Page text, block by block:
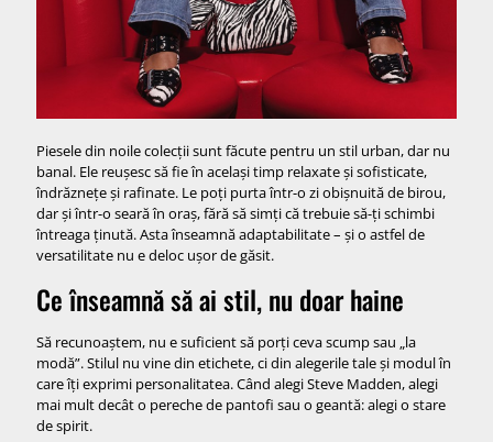
Piesele din noile colecții sunt făcute pentru un stil urban, dar nu
banal. Ele reușesc să fie în același timp relaxate și sofisticate,
îndrăznețe și rafinate. Le poți purta într-o zi obișnuită de birou,
dar și într-o seară în oraș, fără să simți că trebuie să-ți schimbi
întreaga ținută. Asta înseamnă adaptabilitate – și o astfel de
versatilitate nu e deloc ușor de găsit.
Ce înseamnă să ai stil, nu doar haine
Să recunoaștem, nu e suficient să porți ceva scump sau „la
modă”. Stilul nu vine din etichete, ci din alegerile tale și modul în
care îți exprimi personalitatea. Când alegi Steve Madden, alegi
mai mult decât o pereche de pantofi sau o geantă: alegi o stare
de spirit.